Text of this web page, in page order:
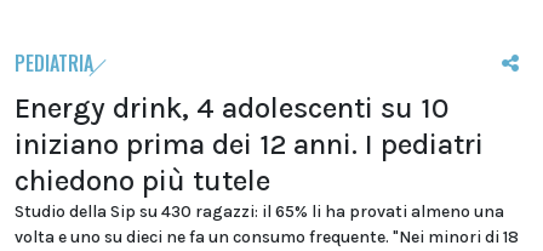
PEDIATRIA
Energy drink, 4 adolescenti su 10
iniziano prima dei 12 anni. I pediatri
chiedono più tutele
Studio della Sip su 430 ragazzi: il 65% li ha provati almeno una
volta e uno su dieci ne fa un consumo frequente. "Nei minori di 18